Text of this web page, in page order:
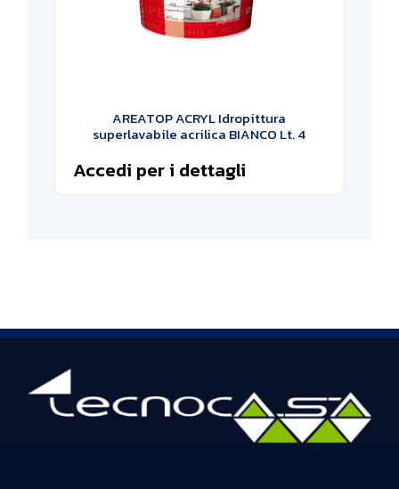
AREATOP ACRYL Idropittura
superlavabile acrilica BIANCO Lt. 4
Accedi per i dettagli